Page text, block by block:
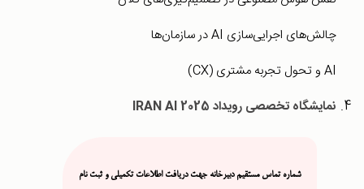
چالش‌های اجرایی‌سازی AI در سازمان‌ها
AI و تحول تجربه مشتری (CX)
نمایشگاه تخصصی رویداد IRAN AI 2025
شماره تماس مستقیم دبیرخانه جهت دریافت اطلاعات تکمیلی و ثبت نام